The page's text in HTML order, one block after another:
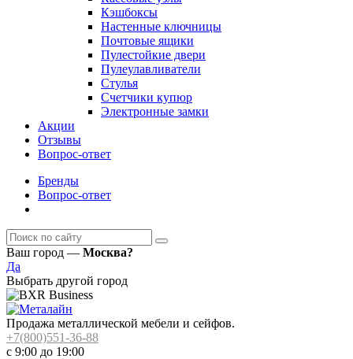
Кэшбоксы
Настенные ключницы
Почтовые ящики
Пулестойкие двери
Пулеулавливатели
Стулья
Счетчики купюр
Электронные замки
Акции
Отзывы
Вопрос-ответ
Бренды
Вопрос-ответ
Ваш город — Москва?
Да
Выбрать другой город
Продажа металлической мебели и сейфов.
+7(800)551-36-88
с 9:00 до 19:00